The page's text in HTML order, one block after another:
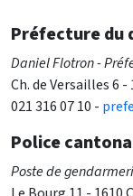
Préfecture du
Daniel Flotron -
Ch. de Versailles 6 -
021 316 07 10 -
Police
Poste de